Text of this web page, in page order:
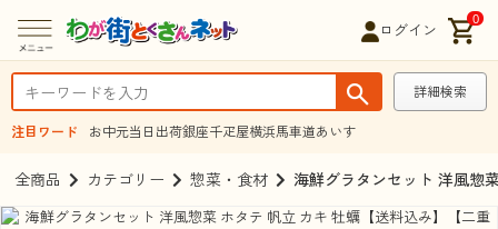
ログイン
0
詳細検索
注目ワード お中元当日出荷銀座千疋屋横浜馬車道あいす
全商品 カテゴリー 惣菜・食材 海鮮グラタンセット 洋風惣